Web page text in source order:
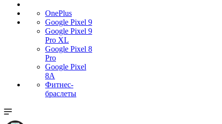
OnePlus
Google Pixel 9
Google Pixel 9
Pro XL
Google Pixel 8
Pro
Google Pixel
8A
Фитнес-
браслеты